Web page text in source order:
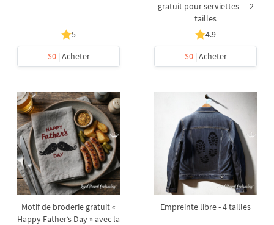
5
$0| Acheter
gratuit pour serviettes — 2
tailles
4.9
$0| Acheter
Motif de broderie gratuit «
Happy Father’s Day » avec la
Empreinte libre - 4 tailles